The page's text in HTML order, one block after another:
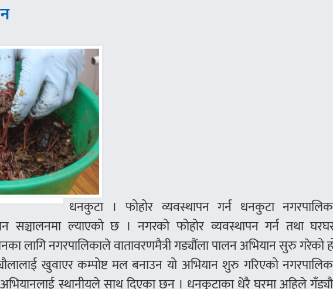
धनकुटा । फोहोर व्यवस्थापन गर्न धनकुटा
सञ्चालनमा ल्याएको छ । नगरको फोहोर व्यवस्थापन गर्न तथा
लागि नगरपालिकाले वातावरणमैत्री गड्यौंला पालन अभियान सुरु गरेको
खुवाएर कम्पोष्ट मल बनाउन यो अभियान शुरु गरिएको
स्थानीयले साथ दिएका छन् । धनकुटाका धेरै घरमा अहिले